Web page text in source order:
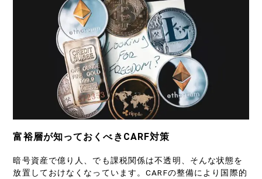
富裕層が知っておくべきCARF対策
暗号資産で億り人、でも課税関係は不透明、そんな状態を
放置しておけなくなっています。CARFの整備により国際的